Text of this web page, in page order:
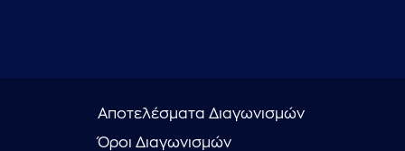
Αποτελέσματα Διαγωνισμών
Όροι Διαγωνισμών